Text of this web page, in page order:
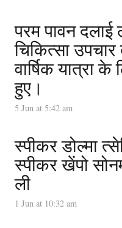
परम पावन दलाई
चिकित्सा
वार्षिक यात्रा के
हुए।
5 Jun at 5:42 am
स्पीकर डोल्मा
स्पीकर खेंपो
ली
1 Jun at 10:32 am